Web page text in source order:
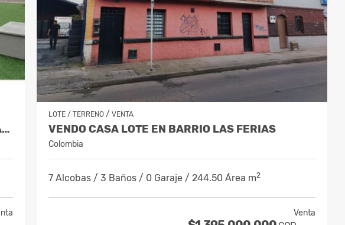
APARTAMENTO EN VENTA EN COLINAS DEL PINAR SUBA - PISO 4
LOTE / TERRENO / VENTA
VENDO CASA LOTE EN BARRIO LAS FERIAS
Colombia
7 Alcobas / 3 Baños / 0 Garaje / 244.50 Área m2
Venta